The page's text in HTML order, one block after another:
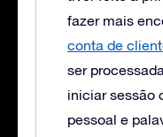
fazer mais
conta de
ser
iniciar sessão
pessoal e